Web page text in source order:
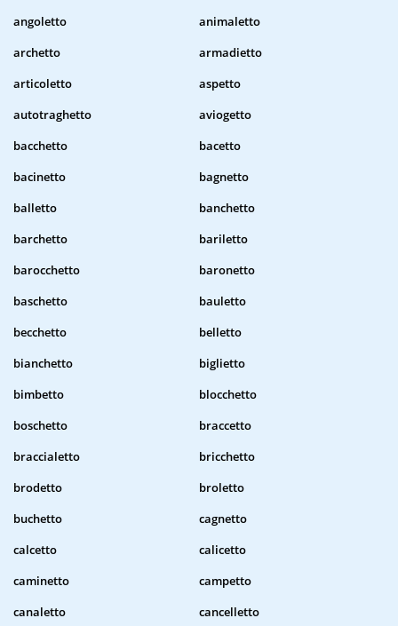
angoletto
animaletto
archetto
armadietto
articoletto
aspetto
autotraghetto
aviogetto
bacchetto
bacetto
bacinetto
bagnetto
balletto
banchetto
barchetto
bariletto
barocchetto
baronetto
baschetto
bauletto
becchetto
belletto
bianchetto
biglietto
bimbetto
blocchetto
boschetto
braccetto
braccialetto
bricchetto
brodetto
broletto
buchetto
cagnetto
calcetto
calicetto
caminetto
campetto
canaletto
cancelletto